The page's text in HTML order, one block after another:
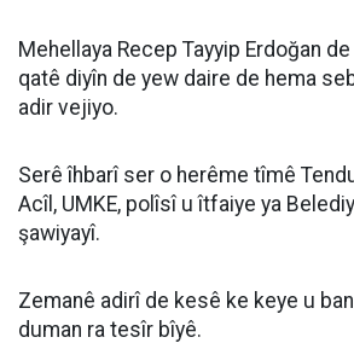
Mehellaya Recep Tayyip Erdoğan
qatê diyîn de yew daire de hema
adir vejiyo.
Serê îhbarî ser o herême tîmê
Acîl, UMKE, polîsî u îtfaiye ya
şawiyayî.
Zemanê adirî de kesê ke keye u
duman ra tesîr bîyê.